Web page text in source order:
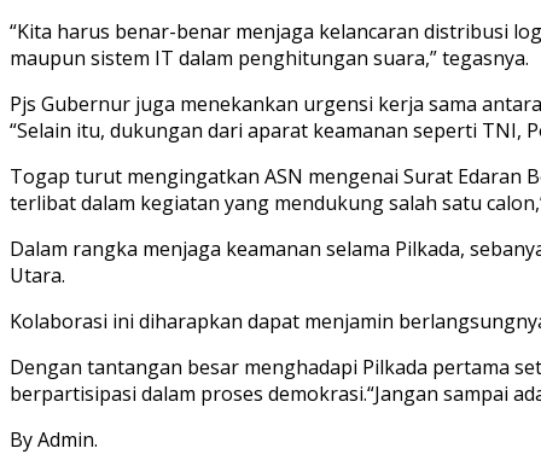
“Kita harus benar-benar menjaga kelancaran distribusi
maupun sistem IT dalam penghitungan suara,” tegasnya.
Pjs Gubernur juga menekankan urgensi kerja sama
“Selain itu, dukungan dari aparat keamanan seperti TNI,
Togap turut mengingatkan ASN mengenai Surat Edaran
terlibat dalam kegiatan yang mendukung salah satu
Dalam rangka menjaga keamanan selama Pilkada,
Utara.
Kolaborasi ini diharapkan dapat menjamin
Dengan tantangan besar menghadapi Pilkada pertama
berpartisipasi dalam proses demokrasi.“Jangan sampai
By Admin.